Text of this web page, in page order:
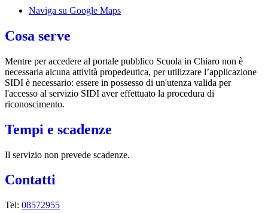
Naviga su Google Maps
Cosa serve
Mentre per accedere al portale pubblico Scuola in Chiaro non è
necessaria alcuna attività propedeutica, per utilizzare l’applicazione
SIDI è necessario: essere in possesso di un'utenza valida per
l'accesso al servizio SIDI aver effettuato la procedura di
riconoscimento.
Tempi e scadenze
Il servizio non prevede scadenze.
Contatti
Tel: 08572955